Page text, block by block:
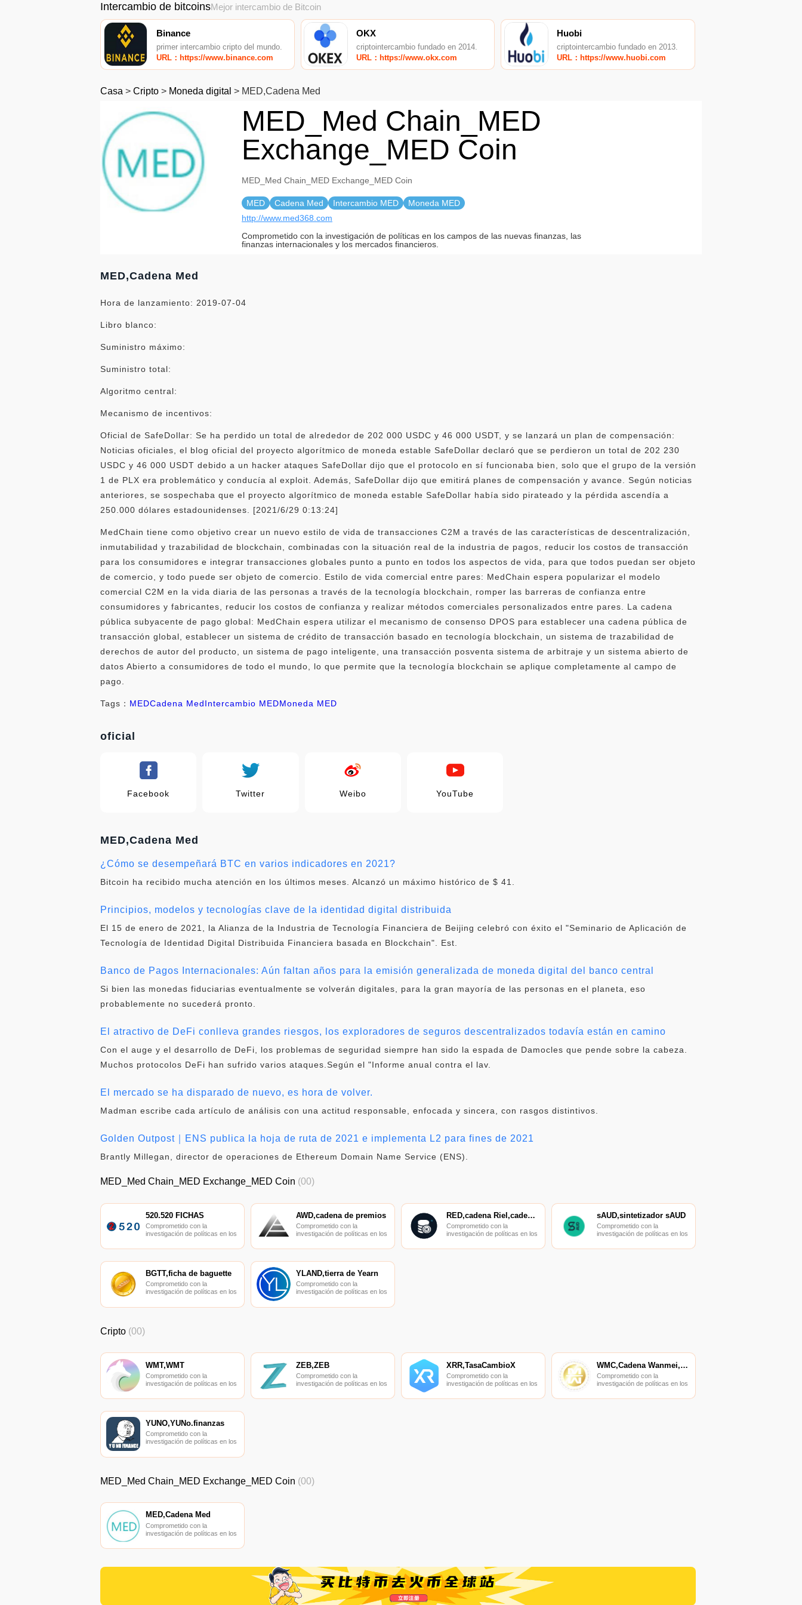
Intercambio de bitcoinsMejor intercambio de Bitcoin
Binance
primer intercambio cripto del mundo.
URL：https://www.binance.com
OKX
criptointercambio fundado en 2014.
URL：https://www.okx.com
Huobi
criptointercambio fundado en 2013.
URL：https://www.huobi.com
Casa > Cripto > Moneda digital > MED,Cadena Med
MED_Med Chain_MED
Exchange_MED Coin
MED_Med Chain_MED Exchange_MED Coin
MED Cadena Med Intercambio MED
Moneda MED
http://www.med368.com
Comprometido con la investigación de políticas en los campos de las nuevas finanzas, las
finanzas internacionales y los mercados financieros.
MED,Cadena Med
Hora de lanzamiento: 2019-07-04
Libro blanco:
Suministro máximo:
Suministro total:
Algoritmo central:
Mecanismo de incentivos:
Oficial de SafeDollar: Se ha perdido un total de alrededor de 202 000 USDC y 46 000 USDT, y se lanzará un plan de compensación:
Noticias oficiales, el blog oficial del proyecto algorítmico de moneda estable SafeDollar declaró que se perdieron un total de 202 230
USDC y 46 000 USDT debido a un hacker ataques SafeDollar dijo que el protocolo en sí funcionaba bien, solo que el grupo de la versión
1 de PLX era problemático y conducía al exploit. Además, SafeDollar dijo que emitirá planes de compensación y avance. Según noticias
anteriores, se sospechaba que el proyecto algorítmico de moneda estable SafeDollar había sido pirateado y la pérdida ascendía a
250.000 dólares estadounidenses. [2021/6/29 0:13:24]
MedChain tiene como objetivo crear un nuevo estilo de vida de transacciones C2M a través de las características de descentralización,
inmutabilidad y trazabilidad de blockchain, combinadas con la situación real de la industria de pagos, reducir los costos de transacción
para los consumidores e integrar transacciones globales punto a punto en todos los aspectos de vida, para que todos puedan ser objeto
de comercio, y todo puede ser objeto de comercio. Estilo de vida comercial entre pares: MedChain espera popularizar el modelo
comercial C2M en la vida diaria de las personas a través de la tecnología blockchain, romper las barreras de confianza entre
consumidores y fabricantes, reducir los costos de confianza y realizar métodos comerciales personalizados entre pares. La cadena
pública subyacente de pago global: MedChain espera utilizar el mecanismo de consenso DPOS para establecer una cadena pública de
transacción global, establecer un sistema de crédito de transacción basado en tecnología blockchain, un sistema de trazabilidad de
derechos de autor del producto, un sistema de pago inteligente, una transacción posventa sistema de arbitraje y un sistema abierto de
datos Abierto a consumidores de todo el mundo, lo que permite que la tecnología blockchain se aplique completamente al campo de
pago.
Tags： MEDCadena MedIntercambio MEDMoneda MED
oficial
Facebook Twitter Weibo YouTube
MED,Cadena Med
¿Cómo se desempeñará BTC en varios indicadores en 2021?
Bitcoin ha recibido mucha atención en los últimos meses. Alcanzó un máximo histórico de $ 41.
Principios, modelos y tecnologías clave de la identidad digital distribuida
El 15 de enero de 2021, la Alianza de la Industria de Tecnología Financiera de Beijing celebró con éxito el "Seminario de Aplicación de
Tecnología de Identidad Digital Distribuida Financiera basada en Blockchain". Est.
Banco de Pagos Internacionales: Aún faltan años para la emisión generalizada de moneda digital del banco central
Si bien las monedas fiduciarias eventualmente se volverán digitales, para la gran mayoría de las personas en el planeta, eso
probablemente no sucederá pronto.
El atractivo de DeFi conlleva grandes riesgos, los exploradores de seguros descentralizados todavía están en camino
Con el auge y el desarrollo de DeFi, los problemas de seguridad siempre han sido la espada de Damocles que pende sobre la cabeza.
Muchos protocolos DeFi han sufrido varios ataques.Según el "Informe anual contra el lav.
El mercado se ha disparado de nuevo, es hora de volver.
Madman escribe cada artículo de análisis con una actitud responsable, enfocada y sincera, con rasgos distintivos.
Golden Outpost｜ENS publica la hoja de ruta de 2021 e implementa L2 para fines de 2021
Brantly Millegan, director de operaciones de Ethereum Domain Name Service (ENS).
MED_Med Chain_MED Exchange_MED Coin (00)
520.520 FICHAS
Comprometido con la
investigación de políticas en los
finanzas, las finanzas
AWD,cadena de premios
Comprometido con la
investigación de políticas en los
finanzas, las finanzas
RED,cadena Riel,cadena minorista de salud
Comprometido con la
investigación de políticas en los
finanzas, las finanzas
sAUD,sintetizador sAUD
Comprometido con la
investigación de políticas en los
finanzas, las finanzas
BGTT,ficha de baguette
Comprometido con la
investigación de políticas en los
finanzas, las finanzas
YLAND,tierra de Yearn
Comprometido con la
investigación de políticas en los
finanzas, las finanzas
Cripto (00)
WMT,WMT
Comprometido con la
investigación de políticas en los
finanzas, las finanzas
ZEB,ZEB
Comprometido con la
investigación de políticas en los
finanzas, las finanzas
XRR,TasaCambioX
Comprometido con la
investigación de políticas en los
finanzas, las finanzas
WMC,Cadena Wanmei,Cadena WM
Comprometido con la
investigación de políticas en los
finanzas, las finanzas
YUNO,YUNo.finanzas
Comprometido con la
investigación de políticas en los
finanzas, las finanzas
MED_Med Chain_MED Exchange_MED Coin (00)
MED,Cadena Med
Comprometido con la
investigación de políticas en los
finanzas, las finanzas